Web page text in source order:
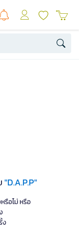
"D.A.P.P"
รือไม่ หรือ
ง